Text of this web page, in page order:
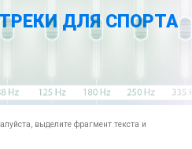
ДЛЯ СПОРТА
выделите фрагмент текста и